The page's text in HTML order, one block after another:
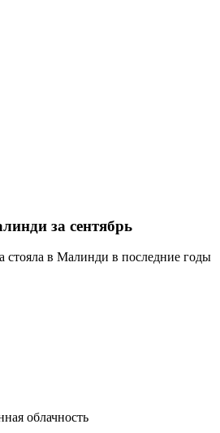
за сентябрь
стояла в Малинди в последние годы
облачность